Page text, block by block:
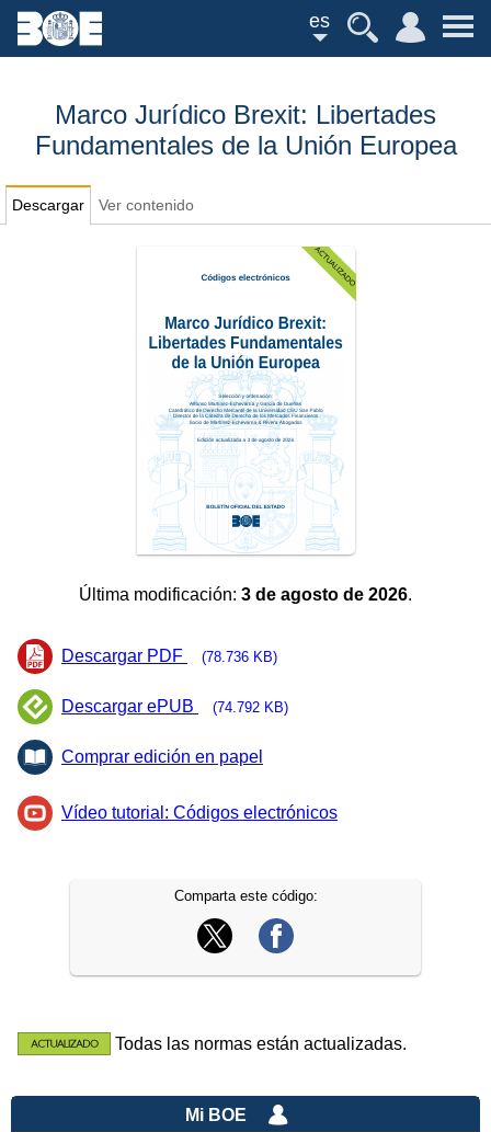
es
Marco Jurídico Brexit: Libertades
Fundamentales de la Unión Europea
Descargar Ver contenido
Última modificación: 3 de agosto de 2026.
Descargar PDF (78.736 KB)
Descargar ePUB (74.792 KB)
Comprar edición en papel
Vídeo tutorial: Códigos electrónicos
Comparta este código:
Todas las normas están actualizadas.
Mi BOE